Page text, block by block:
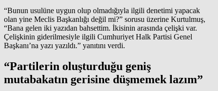
“Bunun usulüne uygun olup olmadığıyla ilgili denetimi yapacak
olan yine Meclis Başkanlığı değil mi?” sorusu üzerine Kurtulmuş,
“Bana gelen iki yazıdan bahsettim. İkisinin arasında çelişki var.
Çelişkinin giderilmesiyle ilgili Cumhuriyet Halk Partisi Genel
Başkanı’na yazı yazıldı.” yanıtını verdi.
“Partilerin oluşturduğu geniş
mutabakatın gerisine düşmemek lazım”